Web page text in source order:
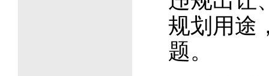
规划用途
题。